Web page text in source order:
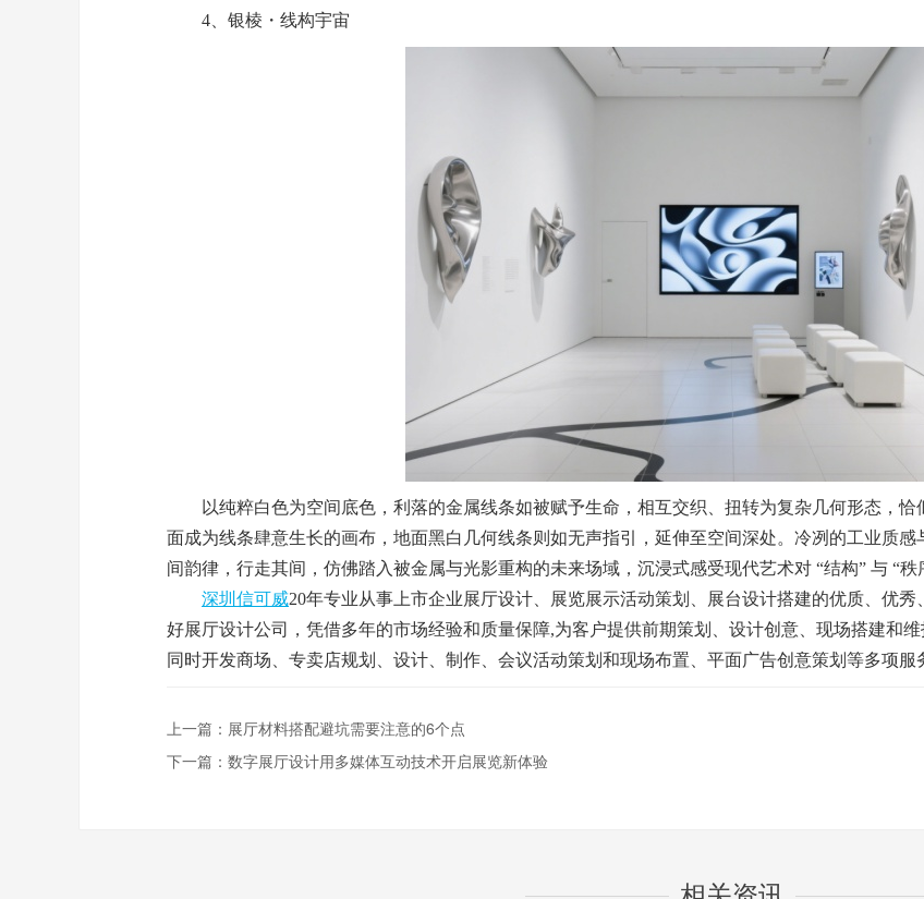
4、银棱・线构宇宙
以纯粹白色为空间底色，利落的金属线条如被赋予生命，相互交织、扭转为复杂几何形态，恰
面成为线条肆意生长的画布，地面黑白几何线条则如无声指引，延伸至空间深处。冷冽的工业质
间韵律，行走其间，仿佛踏入被金属与光影重构的未来场域，沉浸式感受现代艺术对 “结构” 与 “秩
深圳信可威20年专业从事上市企业展厅设计、展览展示活动策划、展台设计搭建的优质、优
好展厅设计公司，凭借多年的市场经验和质量保障,为客户提供前期策划、设计创意、现场搭建和
同时开发商场、专卖店规划、设计、制作、会议活动策划和现场布置、平面广告创意策划等多项服
上一篇： 展厅材料搭配避坑需要注意的6个点
下一篇： 数字展厅设计用多媒体互动技术开启展览新体验